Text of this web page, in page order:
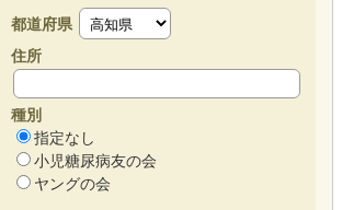
都道府県
住所
種別
指定なし
小児糖尿病友の会
ヤングの会